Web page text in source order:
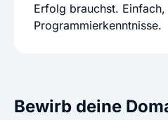
Erfolg brauchst.
Programmierkenntnisse.
Bewirb deine